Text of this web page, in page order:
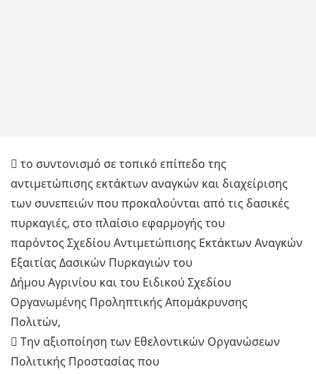
 το συντονισμό σε τοπικό επίπεδο της
αντιμετώπισης εκτάκτων αναγκών και διαχείρισης
των συνεπειών που προκαλούνται από τις δασικές
πυρκαγιές, στο πλαίσιο εφαρμογής του
παρόντος Σχεδίου Αντιμετώπισης Εκτάκτων Αναγκών
Εξαιτίας Δασικών Πυρκαγιών του
Δήμου Αγρινίου και του Ειδικού Σχεδίου
Οργανωμένης Προληπτικής Απομάκρυνσης
Πολιτών,
 Την αξιοποίηση των Εθελοντικών Οργανώσεων
Πολιτικής Προστασίας που